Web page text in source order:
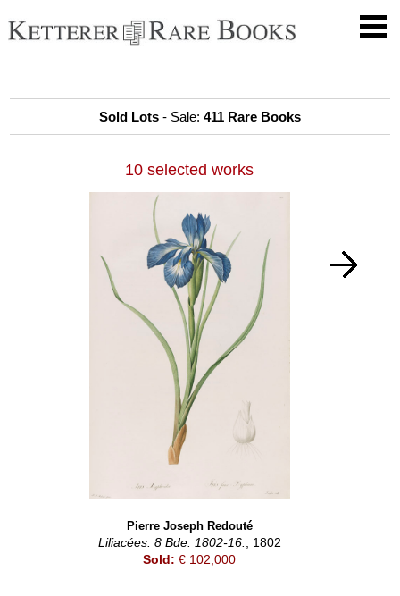
Sold Lots - Sale: 411 Rare Books
10 selected works
Pierre Joseph Redouté
Liliacées. 8 Bde. 1802-16.
, 1802
Sold: € 102,000